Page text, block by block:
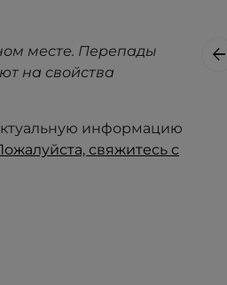
месте. Перепады
на свойства
информацию
свяжитесь с